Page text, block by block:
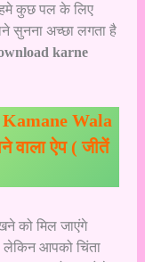
हमे कुछ पल के लिए
सुनना अच्छा लगता है
karne
Kamane Wala
वाला ऐप ( जीतें
को मिल जाएंगे
लेकिन आपको चिंता